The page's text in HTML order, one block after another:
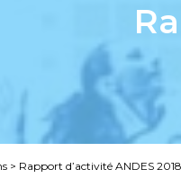
> Rapport d’activité ANDES 2018